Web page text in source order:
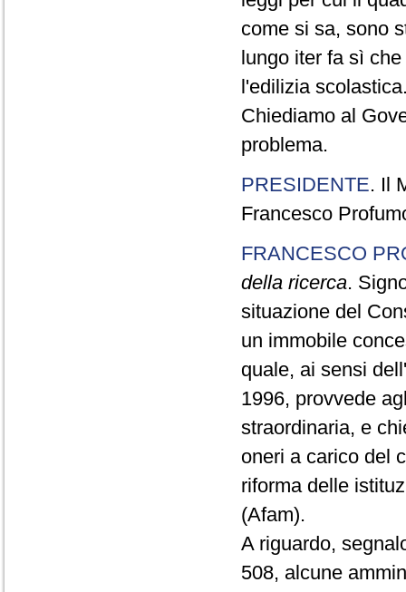
come si sa, sono
lungo iter fa sì
l'edilizia
Chiediamo al
problema.
PRESIDENTE. Il
Francesco
FRANCESCO
della ricerca.
situazione del
un immobile
quale, ai sensi
1996, provvede
straordinaria, e
oneri a carico del
riforma delle
(Afam).
A riguardo,
508, alcune